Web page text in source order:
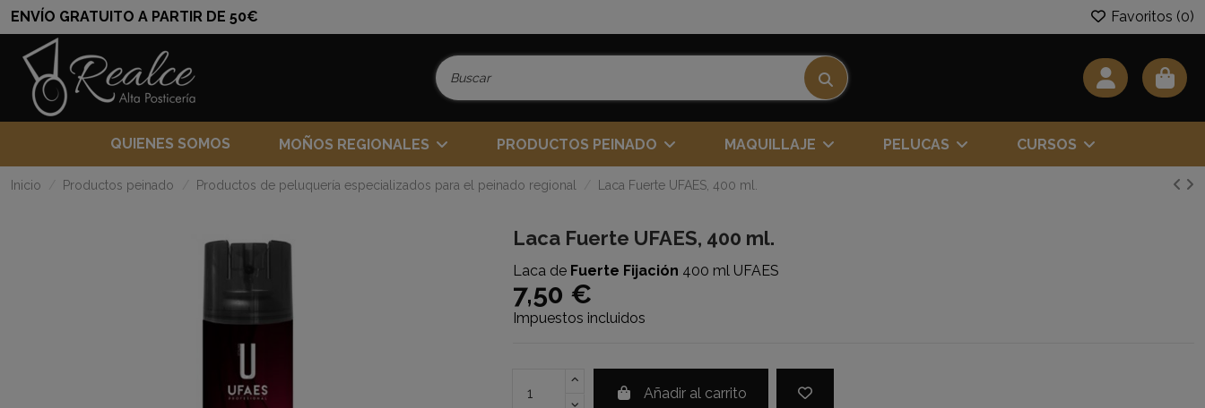
ENVÍO GRATUITO A PARTIR DE 50€ Favoritos (0)
QUIENES SOMOS MOÑOS REGIONALES PRODUCTOS PEINADO MAQUILLAJE PELUCAS CURSOS
Inicio Productos peinado Productos de peluquería especializados para el peinado regional Laca Fuerte UFAES, 400 ml.
Laca Fuerte UFAES, 400 ml.
Laca de Fuerte Fijación 400 ml UFAES
7,50 €
Impuestos incluidos
Añadir al carrito